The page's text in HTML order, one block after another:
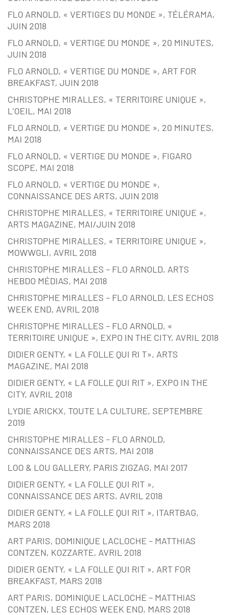
FLO ARNOLD, « VERTIGES DU MONDE », TÉLÉRAMA,
JUIN 2018
FLO ARNOLD, « VERTIGE DU MONDE », 20 MINUTES,
JUIN 2018
FLO ARNOLD, « VERTIGE DU MONDE », ART FOR
BREAKFAST, JUIN 2018
CHRISTOPHE MIRALLES, « TERRITOIRE UNIQUE »,
L’OEIL, MAI 2018
FLO ARNOLD, « VERTIGE DU MONDE », 20 MINUTES,
MAI 2018
FLO ARNOLD, « VERTIGE DU MONDE », FIGARO
SCOPE, MAI 2018
FLO ARNOLD, « VERTIGE DU MONDE »,
CONNAISSANCE DES ARTS, JUIN 2018
CHRISTOPHE MIRALLES, « TERRITOIRE UNIQUE »,
ARTS MAGAZINE, MAI/JUIN 2018
CHRISTOPHE MIRALLES, « TERRITOIRE UNIQUE »,
MOWWGLI, AVRIL 2018
CHRISTOPHE MIRALLES – FLO ARNOLD, ARTS
HEBDO MÉDIAS, MAI 2018
CHRISTOPHE MIRALLES – FLO ARNOLD, LES ECHOS
WEEK END, AVRIL 2018
CHRISTOPHE MIRALLES – FLO ARNOLD, «
TERRITOIRE UNIQUE », EXPO IN THE CITY, AVRIL 2018
DIDIER GENTY, « LA FOLLE QUI RI T», ARTS
MAGAZINE, MAI 2018
DIDIER GENTY, « LA FOLLE QUI RIT », EXPO IN THE
CITY, AVRIL 2018
LYDIE ARICKX, TOUTE LA CULTURE, SEPTEMBRE
2019
CHRISTOPHE MIRALLES – FLO ARNOLD,
CONNAISSANCE DES ARTS, MAI 2018
LOO & LOU GALLERY, PARIS ZIGZAG, MAI 2017
DIDIER GENTY, « LA FOLLE QUI RIT »,
CONNAISSANCE DES ARTS, AVRIL 2018
DIDIER GENTY, « LA FOLLE QUI RIT », ITARTBAG,
MARS 2018
ART PARIS, DOMINIQUE LACLOCHE – MATTHIAS
CONTZEN, KOZZARTE, AVRIL 2018
DIDIER GENTY, « LA FOLLE QUI RIT », ART FOR
BREAKFAST, MARS 2018
ART PARIS, DOMINIQUE LACLOCHE – MATTHIAS
CONTZEN, LES ECHOS WEEK END, MARS 2018